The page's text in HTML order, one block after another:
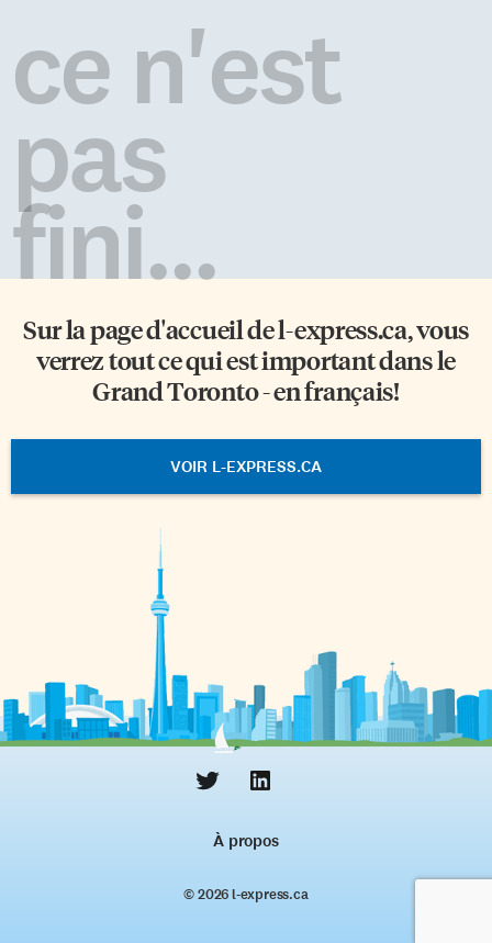
ce n'est
pas
fini...
Sur la page d'accueil del-express.ca, vous
verrez tout ce qui est important dans le
Grand Toronto - en français!
VOIR L-EXPRESS.CA
À propos
© 2026 l‑express.ca